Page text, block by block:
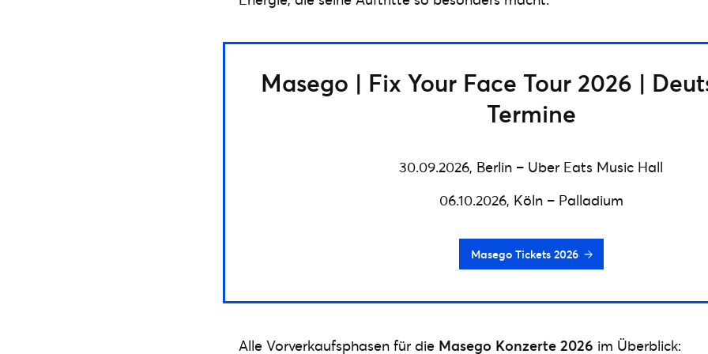
Masego | Fix Your Face Tour 2026 |
Termine
30.09.2026, Berlin – Uber Eats Music Hall
06.10.2026, Köln – Palladium
Masego Tickets 2026
Alle Vorverkaufsphasen für die Masego Konzerte 2026 im Überblick: